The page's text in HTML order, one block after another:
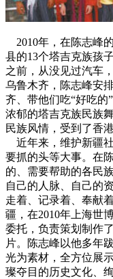
2010年，在陈志峰
县的13个塔吉克族孩
之前，从没见过汽车
乌鲁木齐，陈志峰安
齐、带他们吃“好吃的
浓郁的塔吉克族民族
民族风情，受到了香
近年来，维护新疆
要抓的头等大事。在
的、需要帮助的各民
自己的人脉、自己的
走着、记录着、奉献
疆，在2010年上海世
委托，负责策划制作
片。陈志峰以他多年
光为素材，全方位展
璨夺目的历史文化、